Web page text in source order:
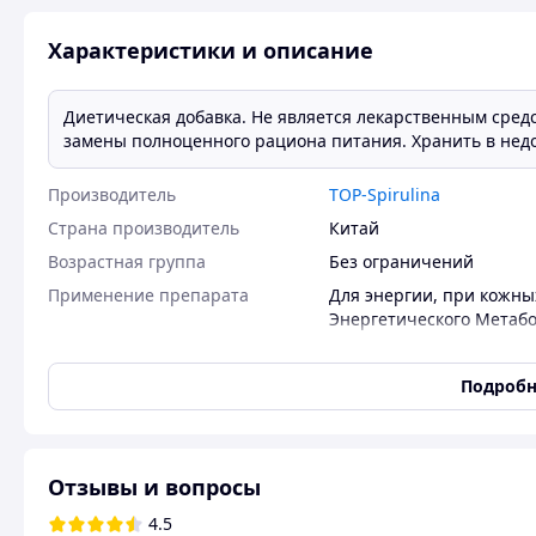
Характеристики и описание
Диетическая добавка. Не является лекарственным
замены полноценного рациона питания. Хранить в
Производитель
TOP-Spirulina
Страна производитель
Китай
Возрастная группа
Без ограничений
Применение препарата
Для энергии, при
Энергетического
ЖКТ,для щитовидной
при
диабете,при аллергии,
Отзывы и вопросы
4.5